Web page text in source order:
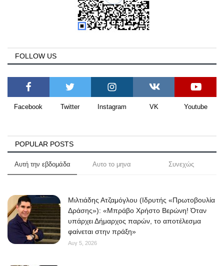
FOLLOW US
Facebook Twitter Instagram VK Youtube
POPULAR POSTS
Αυτή την εβδομάδα Αυτο το μηνα Συνεχώς
Μιλτιάδης Ατζαμόγλου (Ιδρυτής «Πρωτοβουλία
Δράσης»): «Μπράβο Χρήστο Βερώνη! Όταν
υπάρχει Δήμαρχος παρών, το αποτέλεσμα
φαίνεται στην πράξη»
Αυγ 5, 2026